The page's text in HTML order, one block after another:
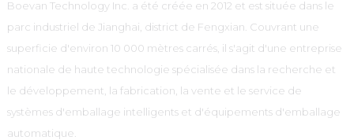
Boevan Technology Inc. a été créée en 2012 et est située dans le
parc industriel de Jianghai, district de Fengxian. Couvrant une
superficie d'environ 10 000 mètres carrés, il s'agit d'une entreprise
nationale de haute technologie spécialisée dans la recherche et
le développement, la fabrication, la vente et le service de
systèmes d'emballage intelligents et d'équipements d'emballage
automatique.